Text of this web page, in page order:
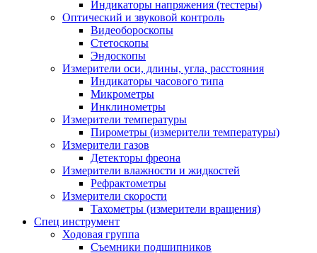
Индикаторы напряжения (тестеры)
Оптический и звуковой контроль
Видеобороскопы
Стетоскопы
Эндоскопы
Измерители оси, длины, угла, расстояния
Индикаторы часового типа
Микрометры
Инклинометры
Измерители температуры
Пирометры (измерители температуры)
Измерители газов
Детекторы фреона
Измерители влажности и жидкостей
Рефрактометры
Измерители скорости
Тахометры (измерители вращения)
Спец инструмент
Ходовая группа
Съемники подшипников